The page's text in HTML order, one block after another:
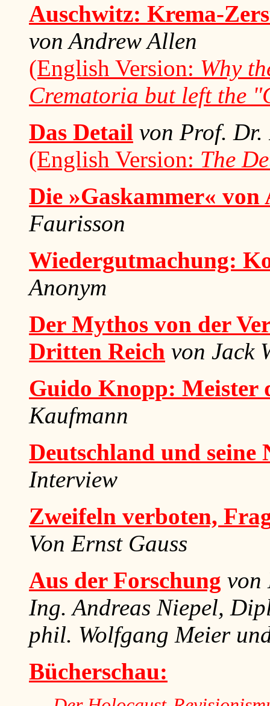
Auschwitz: Krema-
von Andrew Allen
(English Version: Why
Crematoria but left the
Das Detail von Prof. Dr.
(English Version: The
Die »Gaskammer« von
Faurisson
Wiedergutmachung:
Anonym
Der Mythos von der
Dritten Reich von Jack
Guido Knopp: Meister
Kaufmann
Deutschland und seine
Interview
Zweifeln verboten,
Von Ernst Gauss
Aus der Forschung von
Ing. Andreas Niepel,
phil. Wolfgang Meier
Bücherschau: